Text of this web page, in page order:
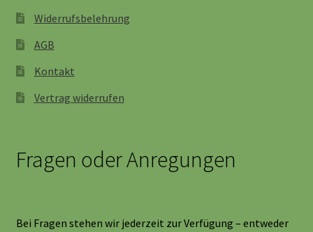
Widerrufsbelehrung
AGB
Kontakt
Vertrag widerrufen
Fragen oder Anregungen
Bei Fragen stehen wir jederzeit zur Verfügung – entweder